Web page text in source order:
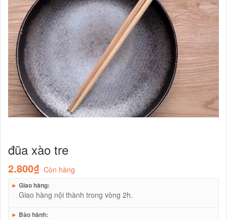
đũa xào tre
2.800₫ Còn hàng
► Giao hàng:
Giao hàng nội thành trong vòng 2h.
► Bảo hành: